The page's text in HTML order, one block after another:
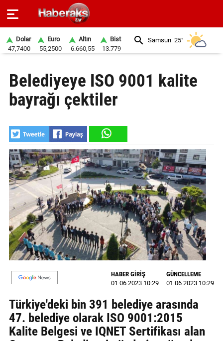
SPOR
YAŞAM
EKONOMİ
BELEDİYELER
SAĞLIK
SİYASET
EĞİTİM
GALERİ
VİDEO
YAZARLAR
BİZE
ULAŞIN
Künye
Dolar
47,7400
Euro
55,2500
Altın
6.660,55
Bist
13.779
Samsun 25°
Belediyeye ISO 9001 kalite
bayrağı çektiler
HABER GİRİŞ
01 06 2023 10:29
GÜNCELLEME
01 06 2023 10:29
Türkiye'deki bin 391 belediye arasında
47. belediye olarak ISO 9001:2015
Kalite Belgesi ve IQNET Sertifikası alan